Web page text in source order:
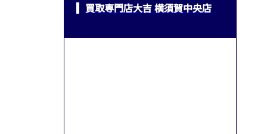
買取専門店大吉 横須賀中央店